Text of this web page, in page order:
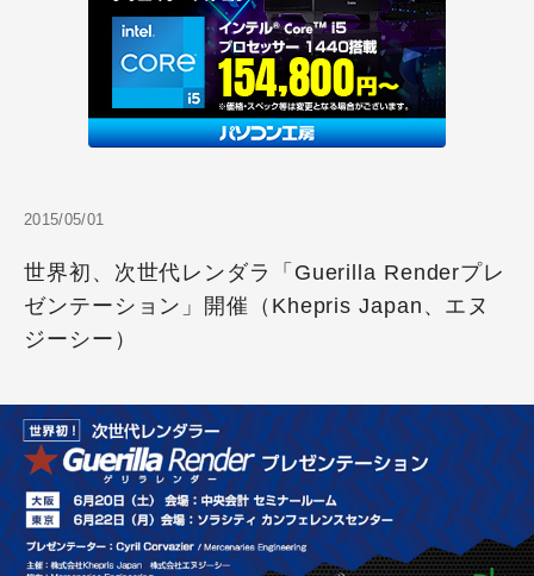
2015/05/01
世界初、次世代レンダラ「Guerilla Renderプレ
ゼンテーション」開催（Khepris Japan、エヌ
ジーシー）